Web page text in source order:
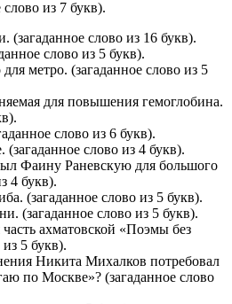
из 7 букв).
(загаданное слово из 16 букв).
слово из 5 букв).
метро. (загаданное слово из 5
для повышения гемоглобина.
слово из 6 букв).
слово из 4 букв).
Фаину Раневскую для большого
4 букв).
(загаданное слово из 5 букв).
(загаданное слово из 5 букв).
ахматовской «Поэмы без
из 5 букв).
Никита Михалков потребовал
по Москве»? (загаданное слово